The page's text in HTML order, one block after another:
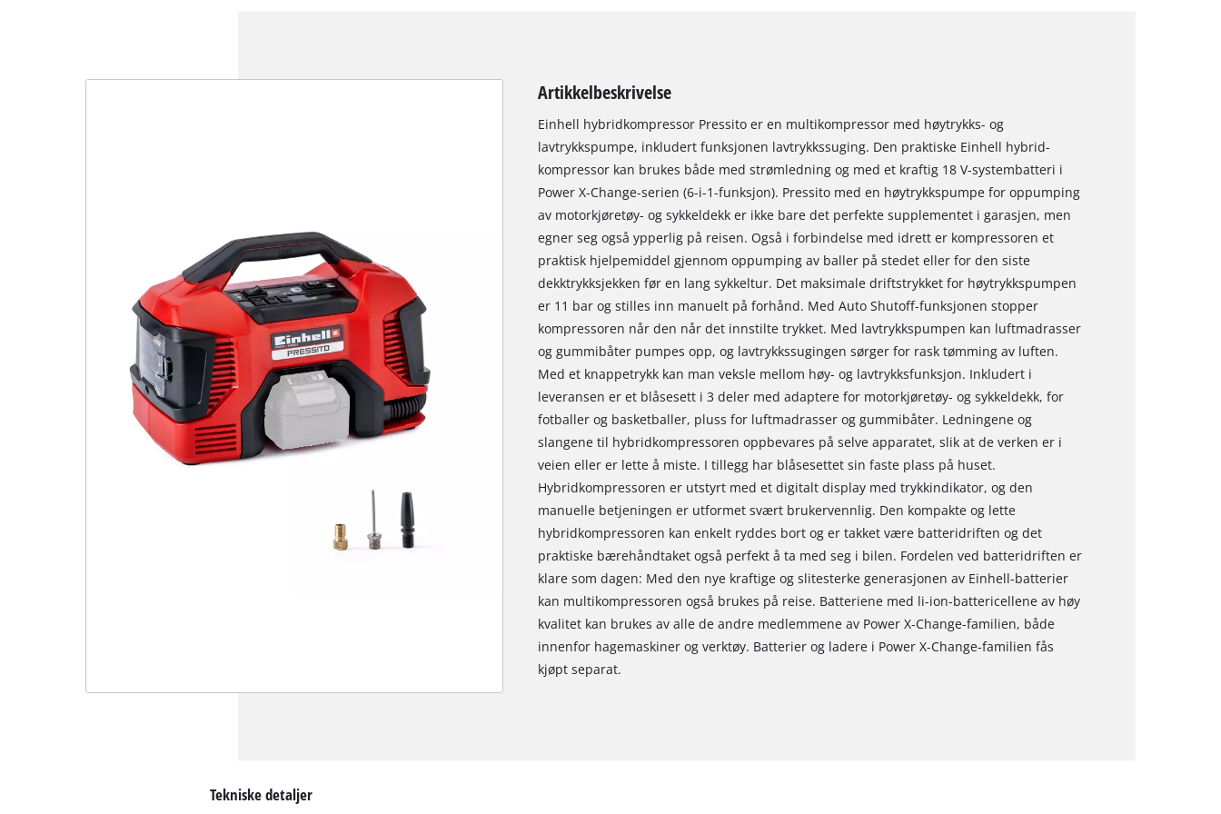
Artikkelbeskrivelse
Einhell hybridkompressor Pressito er en multikompressor med høytrykks- og
lavtrykkspumpe, inkludert funksjonen lavtrykkssuging. Den praktiske Einhell hybrid-
kompressor kan brukes både med strømledning og med et kraftig 18 V-systembatteri i
Power X-Change-serien (6-i-1-funksjon). Pressito med en høytrykkspumpe for oppumping
av motorkjøretøy- og sykkeldekk er ikke bare det perfekte supplementet i garasjen, men
egner seg også ypperlig på reisen. Også i forbindelse med idrett er kompressoren et
praktisk hjelpemiddel gjennom oppumping av baller på stedet eller for den siste
dekktrykksjekken før en lang sykkeltur. Det maksimale driftstrykket for høytrykkspumpen
er 11 bar og stilles inn manuelt på forhånd. Med Auto Shutoff-funksjonen stopper
kompressoren når den når det innstilte trykket. Med lavtrykkspumpen kan luftmadrasser
og gummibåter pumpes opp, og lavtrykkssugingen sørger for rask tømming av luften.
Med et knappetrykk kan man veksle mellom høy- og lavtrykksfunksjon. Inkludert i
leveransen er et blåsesett i 3 deler med adaptere for motorkjøretøy- og sykkeldekk, for
fotballer og basketballer, pluss for luftmadrasser og gummibåter. Ledningene og
slangene til hybridkompressoren oppbevares på selve apparatet, slik at de verken er i
veien eller er lette å miste. I tillegg har blåsesettet sin faste plass på huset.
Hybridkompressoren er utstyrt med et digitalt display med trykkindikator, og den
manuelle betjeningen er utformet svært brukervennlig. Den kompakte og lette
hybridkompressoren kan enkelt ryddes bort og er takket være batteridriften og det
praktiske bærehåndtaket også perfekt å ta med seg i bilen. Fordelen ved batteridriften er
klare som dagen: Med den nye kraftige og slitesterke generasjonen av Einhell-batterier
kan multikompressoren også brukes på reise. Batteriene med li-ion-battericellene av høy
kvalitet kan brukes av alle de andre medlemmene av Power X-Change-familien, både
innenfor hagemaskiner og verktøy. Batterier og ladere i Power X-Change-familien fås
kjøpt separat.
Tekniske detaljer